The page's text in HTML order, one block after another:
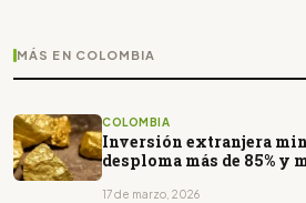
MÁS EN COLOMBIA
COLOMBIA
Inversión extranjera
desploma más de 85%
17 de marzo, 2026